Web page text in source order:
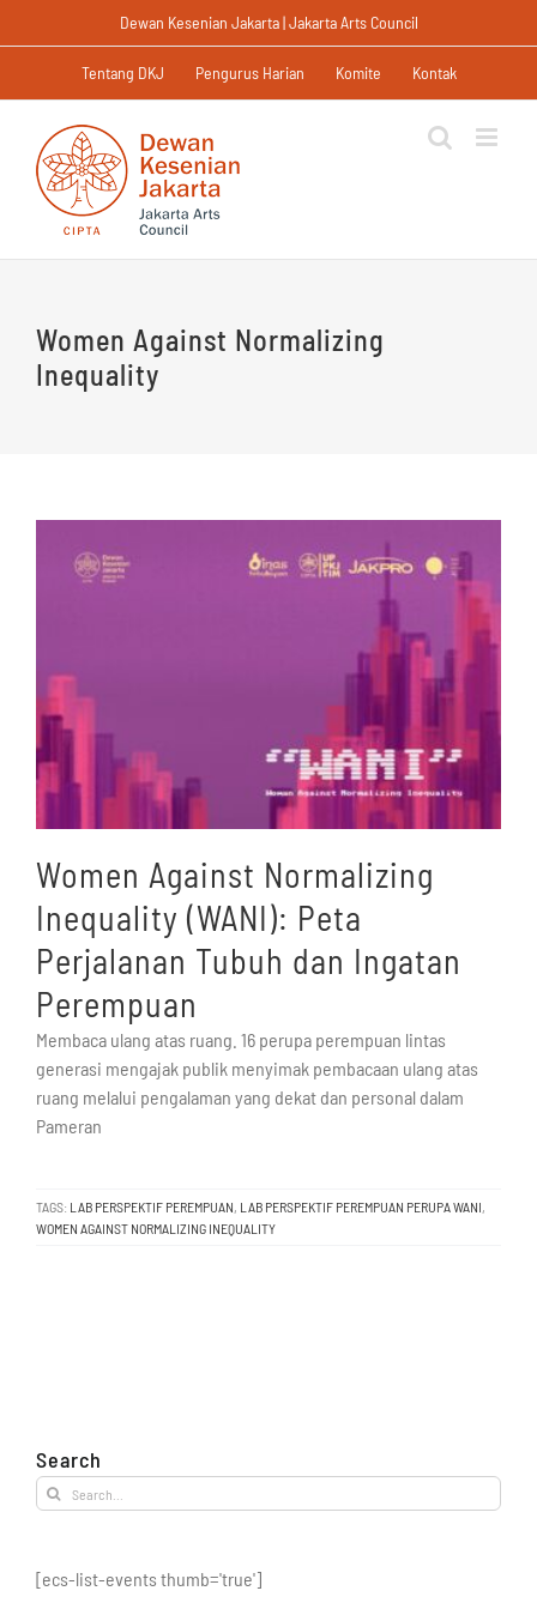
to
Dewan Kesenian Jakarta | Jakarta Arts Council
Tentang DKJ Pengurus Harian Komite Kontak
Women Against Normalizing
Inequality
Women Against Normalizing
Inequality (WANI): Peta
Perjalanan Tubuh dan Ingatan
Perempuan
Membaca ulang atas ruang. 16 perupa perempuan lintas
generasi mengajak publik menyimak pembacaan ulang atas
ruang melalui pengalaman yang dekat dan personal dalam
Pameran
TAGS: LAB PERSPEKTIF PEREMPUAN, LAB PERSPEKTIF PEREMPUAN PERUPA WANI,
WOMEN AGAINST NORMALIZING INEQUALITY
Search
Search
for:
[ecs-list-events thumb='true']